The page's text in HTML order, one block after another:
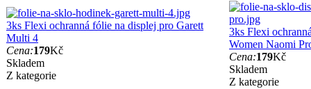
3ks Flexi ochranná fólie na displej pro Garett
Multi 4
Cena:179Kč
Skladem
Z kategorie
3ks Flexi
Women Naomi
Cena:179Kč
Skladem
Z kategorie